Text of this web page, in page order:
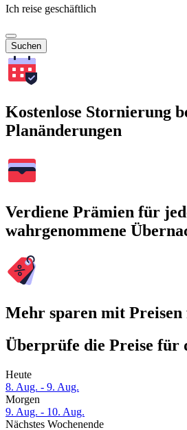
Ich reise geschäftlich
Suchen
Kostenlose Stornierung
Planänderungen
Verdiene Prämien für
wahrgenommene
Mehr sparen mit
Überprüfe die Preise für
Heute
8. Aug. - 9. Aug.
Morgen
9. Aug. - 10. Aug.
Nächstes Wochenende